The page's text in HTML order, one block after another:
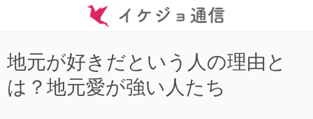
地元が好きだという人の理由と
は？地元愛が強い人たち